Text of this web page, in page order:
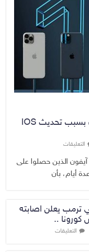
تعلن إلغاء
No Comment
مشكلات خطيرة فى هواتف آيفون بسبب تحديث IOS
التعليقات
الذين حصلوا على
ترمب يعلن اصابته
كورونا ..
التعليقات